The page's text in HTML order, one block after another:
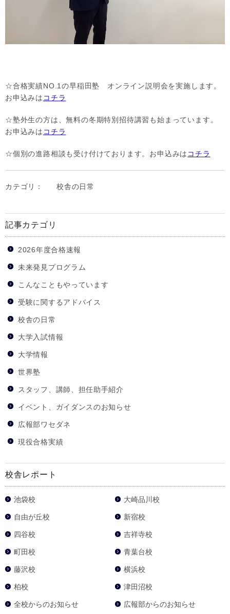
☆合格実績NO.1の早稲田塾 オンライン説明会を実施します。
お申込みは コチラ
☆塾外生の方は、無料の冬期特別招待講習も始まっています。
お申込みは コチラ
☆個別の進路相談も受け付けております。お申込みは コチラ
カテゴリ： 校舎の日常
記事カテゴリ
2026年度合格速報
未来発見プログラム
こんなこともやっています
受験に関するアドバイス
校舎の日常
大学入試情報
大学情報
世界塾
スタッフ、講師、担任助手紹介
イベント、ガイダンスのお知らせ
広報部ワセダネ
現役合格実績
校舎レポート
池袋校 大崎品川校
自由が丘校 新宿校
四谷校 吉祥寺校
町田校 青葉台校
藤沢校 横浜校
柏校 津田沼校
全校からのお知らせ 広報部からのお知らせ